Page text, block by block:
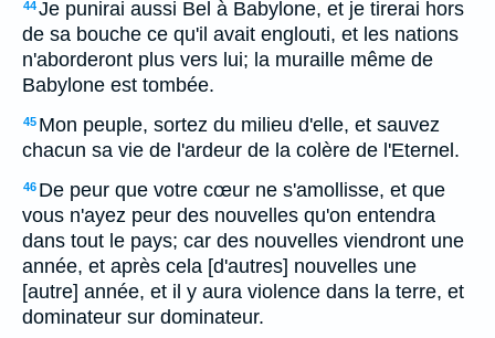
44Je punirai aussi Bel à Babylone, et je tirerai hors
de sa bouche ce qu'il avait englouti, et les nations
n'aborderont plus vers lui; la muraille même de
Babylone est tombée.
45 Mon peuple, sortez du milieu d'elle, et sauvez
chacun sa vie de l'ardeur de la colère de l'Eternel.
46 De peur que votre cœur ne s'amollisse, et que
vous n'ayez peur des nouvelles qu'on entendra
dans tout le pays; car des nouvelles viendront une
année, et après cela [d'autres] nouvelles une
[autre] année, et il y aura violence dans la terre, et
dominateur sur dominateur.